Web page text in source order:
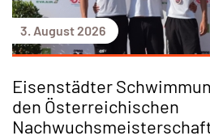
3. August 2026
Eisenstädter
den Österreichischen